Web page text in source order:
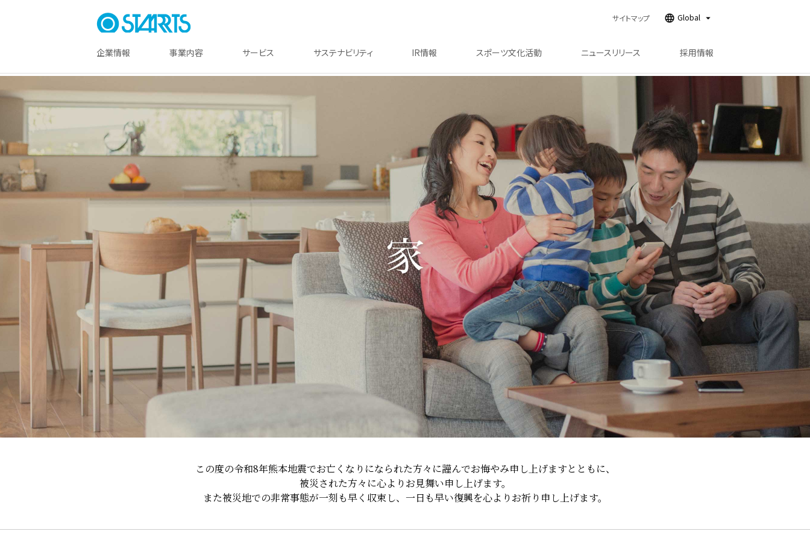
企業情報 事業内容 サービス サステナビリティ IR情報 スポーツ文化活動 ニュースリリース 採用情報
サイトマップ Global
この度の令和8年熊本地震でお亡くなりになられた方々に謹んでお悔やみ申し上げますとともに、
被災された方々に心よりお見舞い申し上げます。
また被災地での非常事態が一刻も早く収束し、一日も早い復興を心よりお祈り申し上げます。